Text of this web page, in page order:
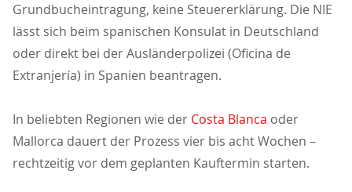
Grundbucheintragung, keine Steuererklärung. Die NIE
lässt sich beim spanischen Konsulat in Deutschland
oder direkt bei der Ausländerpolizei (Oficina de
Extranjería) in Spanien beantragen.
In beliebten Regionen wie der Costa Blanca oder
Mallorca dauert der Prozess vier bis acht Wochen –
rechtzeitig vor dem geplanten Kauftermin starten.